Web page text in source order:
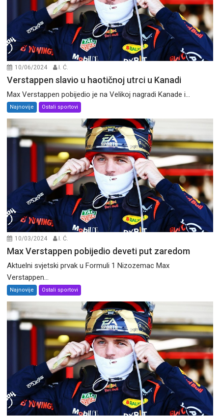
10/06/2024 I. Ć.
Verstappen slavio u haotičnoj utrci u Kanadi
Max Verstappen pobijedio je na Velikoj nagradi Kanade i...
Najnovije Ostali sportovi
10/03/2024 I. Ć.
Max Verstappen pobijedio deveti put zaredom
Aktuelni svjetski prvak u Formuli 1 Nizozemac Max
Verstappen...
Najnovije Ostali sportovi